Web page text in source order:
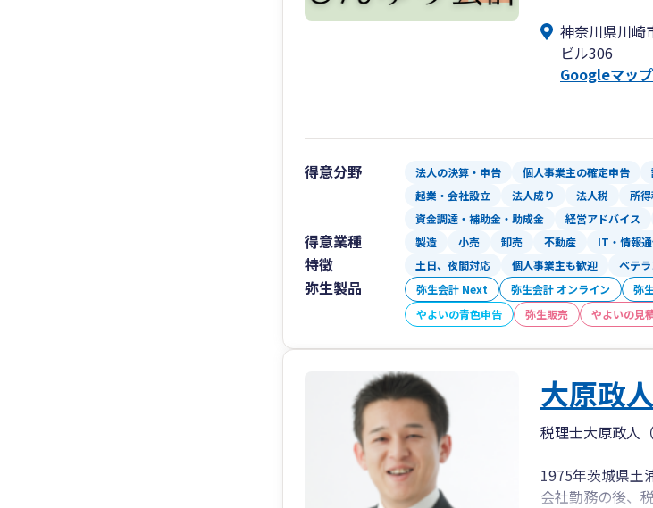
神奈川県川崎
ビル306
Googleマッ
得意分野 法人の決算・申告 個人事業主の確定申告
起業・会社設立
法人成り 法人税 所
資金調達・補助金・助成金
経営アドバイス
得意業種 製造 小売 卸売 不動産 IT・情報
特徴 土日、夜間対応 個人事業主も歓迎 ベテ
弥生製品 弥生会計 Next 弥生会計 オンライン 弥
やよいの青色申告
弥生販売 やよいの見
大原政
税理士大原政人
1975年茨城県土
会社勤務の後、